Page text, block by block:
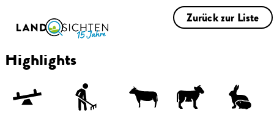
Zurück zur Liste
Highlights